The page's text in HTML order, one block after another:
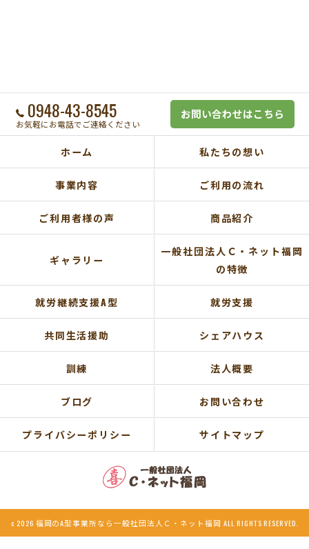
0948-43-8545
お気軽にお電話でご連絡ください
お問い合わせはこちら
ホーム 私たちの想い
事業内容 ご利用の流れ
ご利用者様の声 商品紹介
ギャラリー
一般社団法人Ｃ・ネット福岡
の特徴
就労継続支援A型 就労支援
共同生活援助 シェアハウス
訓練 法人概要
ブログ お問い合わせ
プライバシーポリシー サイトマップ
c 2026 福岡のA型事業所なら一般社団法人Ｃ・ネット福岡 ALL RIGHTS RESERVED.